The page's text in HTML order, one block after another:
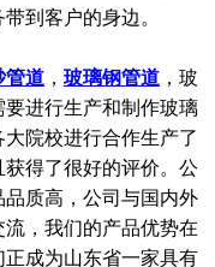
到客户的身边。
管道 ， 玻璃钢管道 ，玻
进行生产和制作玻璃
院校进行合作生产了
获得了很好的评价。公
质高，公司与国内外
，我们的产品优势在
成为山东省一家具有